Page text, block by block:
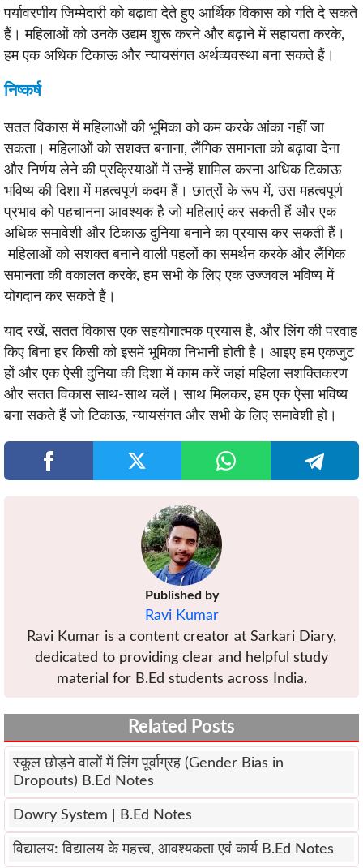
पर्यावरणीय जिम्मेदारी को बढ़ावा देते हुए आर्थिक विकास को गति दे सकते
हैं। महिलाओं को उनके उद्यम शुरू करने और बढ़ाने में सहायता करके,
हम एक अधिक टिकाऊ और न्यायसंगत अर्थव्यवस्था बना सकते हैं।
निष्कर्ष
सतत विकास में महिलाओं की भूमिका को कम करके आंका नहीं जा
सकता। महिलाओं को सशक्त बनाना, लैंगिक समानता को बढ़ावा देना
और निर्णय लेने की प्रक्रियाओं में उन्हें शामिल करना अधिक टिकाऊ
भविष्य की दिशा में महत्वपूर्ण कदम हैं। छात्रों के रूप में, उस महत्वपूर्ण
प्रभाव को पहचानना आवश्यक है जो महिलाएं कर सकती हैं और एक
अधिक समावेशी और टिकाऊ दुनिया बनाने का प्रयास कर सकती हैं।
महिलाओं को सशक्त बनाने वाली पहलों का समर्थन करके और लैंगिक
समानता की वकालत करके, हम सभी के लिए एक उज्जवल भविष्य में
योगदान कर सकते हैं।
याद रखें, सतत विकास एक सहयोगात्मक प्रयास है, और लिंग की परवाह
किए बिना हर किसी को इसमें भूमिका निभानी होती है। आइए हम एकजुट
हों और एक ऐसी दुनिया की दिशा में काम करें जहां महिला सशक्तिकरण
और सतत विकास साथ-साथ चलें। साथ मिलकर, हम एक ऐसा भविष्य
बना सकते हैं जो टिकाऊ, न्यायसंगत और सभी के लिए समावेशी हो।
Published by
Ravi Kumar
Ravi Kumar is a content creator at Sarkari Diary,
dedicated to providing clear and helpful study
material for B.Ed students across India.
Related Posts
स्कूल छोड़ने वालों में लिंग पूर्वाग्रह (Gender Bias in
Dropouts) B.Ed Notes
Dowry System | B.Ed Notes
विद्यालय: विद्यालय के महत्त्व, आवश्यकता एवं कार्य B.Ed Notes